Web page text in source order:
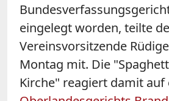
eingelegt worden, teilte
Vereinsvorsitzende
Montag mit. Die
Kirche" reagiert damit auf